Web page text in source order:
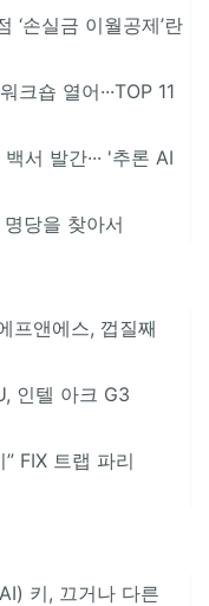
‘손실금 이월공제’란
숍 열어···TOP 11
서 발간··· '추론 AI
당을 찾아서
프앤에스, 껍질째
인텔 아크 G3
FIX 트랩 파리
키, 끄거나 다른